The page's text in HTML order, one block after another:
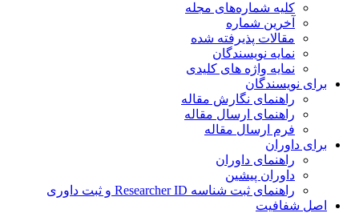
کلیه شماره‌های مجله
آخرین شماره
مقالات پذیرفته شده
نمایه نویسندگان
نمایه واژه های کلیدی
نویسندگان
راهنمای نگارش مقاله
راهنمای ارسال مقاله
فرم ارسال مقاله
داوران
راهنمای داوران
داوران پیشین
راهنمای ثبت شناسه Researcher ID و ثبت داوری
شفافیت